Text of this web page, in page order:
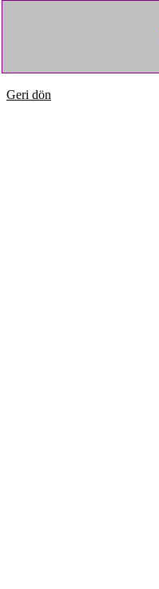
Geri dön